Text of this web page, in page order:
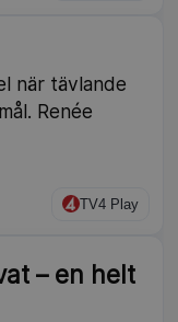
när tävlande
Renée
TV4 Play
– en helt